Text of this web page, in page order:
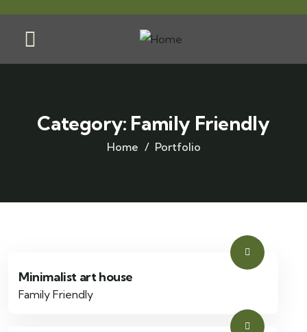
Category: Family Friendly
Home Portfolio
Minimalist art house
Family Friendly